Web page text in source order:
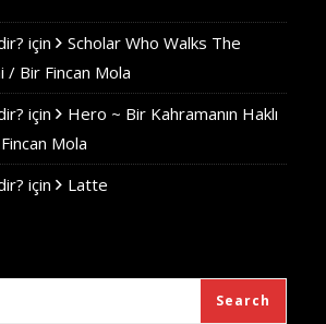
için
Scholar Who Walks The
/ Bir Fincan Mola
için
Hero ~ Bir Kahramanın Haklı
Mola
için Latte